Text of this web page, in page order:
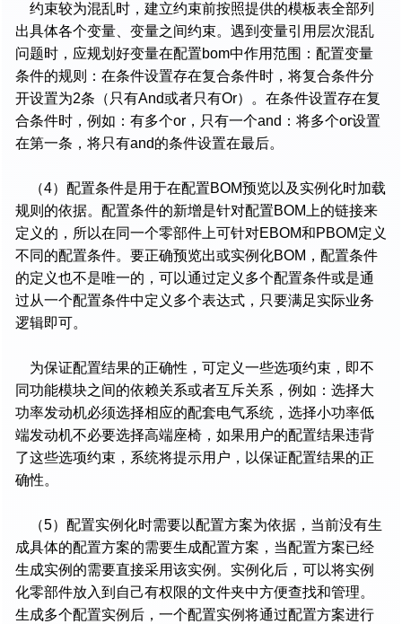
约束较为混乱时，建立约束前按照提供的模板表全部列
出具体各个变量、变量之间约束。遇到变量引用层次混乱
问题时，应规划好变量在配置bom中作用范围：配置变量
条件的规则：在条件设置存在复合条件时，将复合条件分
开设置为2条（只有And或者只有Or）。在条件设置存在复
合条件时，例如：有多个or，只有一个and：将多个or设置
在第一条，将只有and的条件设置在最后。
（4）配置条件是用于在配置BOM预览以及实例化时加载
规则的依据。配置条件的新增是针对配置BOM上的链接来
定义的，所以在同一个零部件上可针对EBOM和PBOM定义
不同的配置条件。要正确预览出或实例化BOM，配置条件
的定义也不是唯一的，可以通过定义多个配置条件或是通
过从一个配置条件中定义多个表达式，只要满足实际业务
逻辑即可。
为保证配置结果的正确性，可定义一些选项约束，即不
同功能模块之间的依赖关系或者互斥关系，例如：选择大
功率发动机必须选择相应的配套电气系统，选择小功率低
端发动机不必要选择高端座椅，如果用户的配置结果违背
了这些选项约束，系统将提示用户，以保证配置结果的正
确性。
（5）配置实例化时需要以配置方案为依据，当前没有生
成具体的配置方案的需要生成配置方案，当配置方案已经
生成实例的需要直接采用该实例。实例化后，可以将实例
化零部件放入到自己有权限的文件夹中方便查找和管理。
生成多个配置实例后，一个配置实例将通过配置方案进行